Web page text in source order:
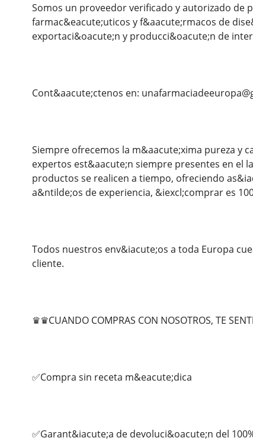
Somos un proveedor verificado y autorizado de
farmac&eacute;uticos y f&aacute;rmacos de
exportaci&oacute;n y producci&oacute;n de
Cont&aacute;ctenos en:
Siempre ofrecemos la m&aacute;xima pureza y
expertos est&aacute;n siempre presentes en el
productos se realicen a tiempo, ofreciendo
a&ntilde;os de experiencia, &iexcl;comprar es
Todos nuestros env&iacute;os a toda Europa
cliente.
♛♛CUANDO COMPRAS CON NOSOTROS, TE
✅Compra sin receta m&eacute;dica
✅Garant&iacute;a de devoluci&oacute;n del